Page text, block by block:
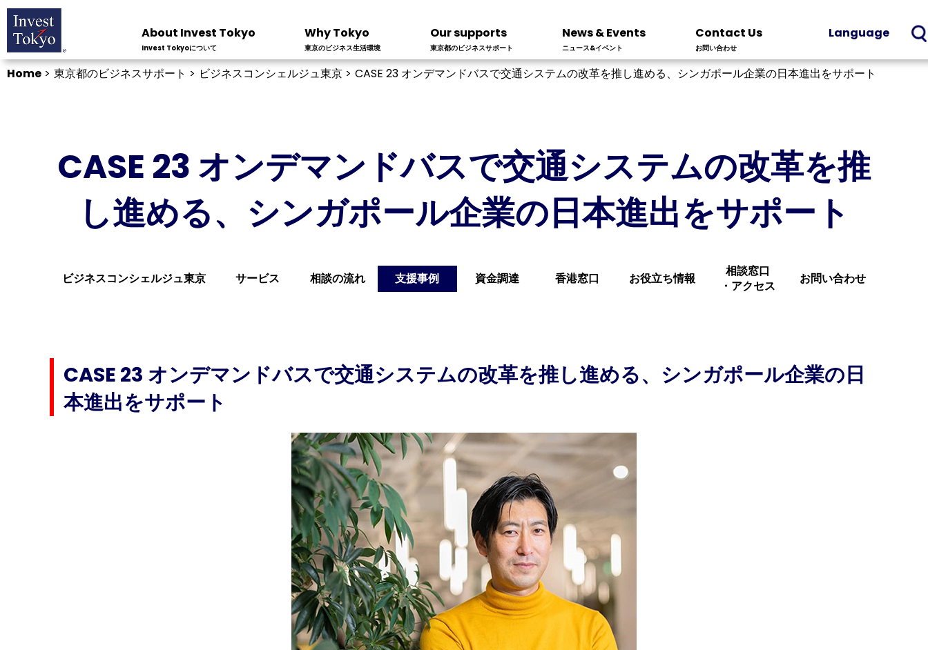
About Invest Tokyo
Invest Tokyoについて
Why Tokyo
東京のビジネス生活環境
Our supports
東京都のビジネスサポート
News & Events
ニュース&イベント
Contact Us
お問い合わせ
Home > 東京都のビジネスサポート > ビジネスコンシェルジュ東京 > CASE 23 オンデマンドバスで交通システムの改革を推し進める、シンガポール企業の日本進出をサポート
Language
CASE 23 オンデマンドバスで交通システムの改革を推
し進める、シンガポール企業の日本進出をサポート
ビジネスコンシェルジュ東京 サービス 相談の流れ 支援事例 資金調達 香港窓口 お役立ち情報
相談窓口
・アクセス
お問い合わせ
CASE 23 オンデマンドバスで交通システムの改革を推し進める、シンガポール企業の日
本進出をサポート